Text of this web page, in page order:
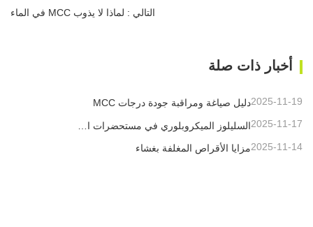
التالي : لماذا لا يذوب MCC في الماء
أخبار ذات صلة
دليل صياغة ومراقبة جودة درجات MCC2025-11-19
2025-11-17
مزايا الأقراص المغلفة بغشاء2025-11-14